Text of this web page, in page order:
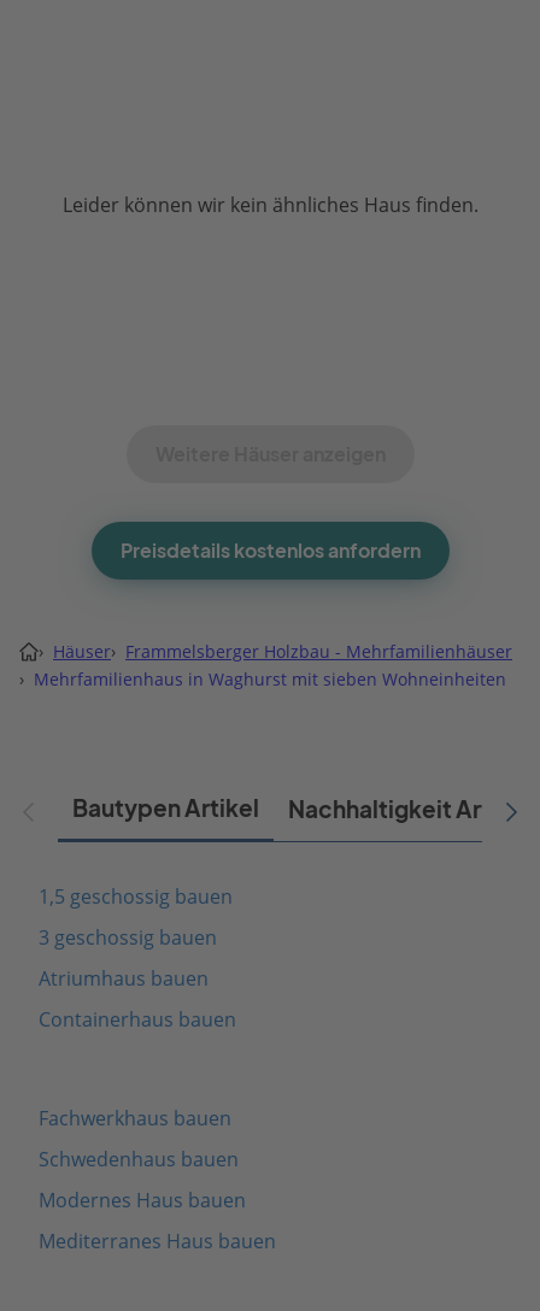
Leider können wir kein ähnliches Haus finden.
Preisdetails kostenlos anfordern
› Häuser› Frammelsberger Holzbau - Mehrfamilienhäuser
› Mehrfamilienhaus in Waghurst mit sieben Wohneinheiten
Bautypen Artikel Nachhaltigkeit Artikel
1,5 geschossig bauen
3 geschossig bauen
Atriumhaus bauen
Containerhaus bauen
Fachwerkhaus bauen
Schwedenhaus bauen
Modernes Haus bauen
Mediterranes Haus bauen